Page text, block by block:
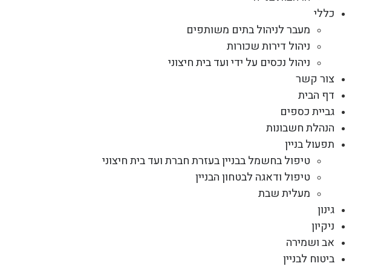
כללי
מעבר לניהול בתים משותפים
ניהול דירות שכורות
ניהול נכסים על ידי ועד בית חיצוני
צור קשר
דף הבית
גביית כספים
הנהלת חשבונות
תפעול בניין
טיפול בחשמל בבניין בעזרת חברת ועד בית חיצוני
טיפול ודאגה לבטחון הבניין
מעלית שבת
גינון
ניקיון
אב ושמירה
ביטוח לבניין